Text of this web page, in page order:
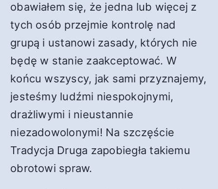
obawiałem się, że jedna lub więcej z
tych osób przejmie kontrolę nad
grupą i ustanowi zasady, których nie
będę w stanie zaakceptować. W
końcu wszyscy, jak sami przyznajemy,
jesteśmy ludźmi niespokojnymi,
drażliwymi i nieustannie
niezadowolonymi! Na szczęście
Tradycja Druga zapobiegła takiemu
obrotowi spraw.